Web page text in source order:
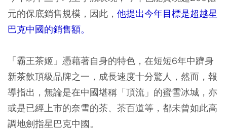
元的保底銷售規模，因此， 他提出今年目標是超越星
巴克中國的銷售額。
「霸王茶姬」憑藉著自身的特色，在短短6年中躋身
新茶飲頂級品牌之一，成長速度十分驚人，然而，報
導指出，無論是在中國堪稱「頂流」的蜜雪冰城，亦
或是已經上市的奈雪的茶、茶百道等，都未曾如此高
調地劍指星巴克中國。